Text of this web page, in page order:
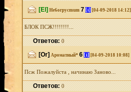
[El] He6orpycmum 7 [i] [04-09-2018 14:12]
БЛОК ПСЖ!!!!!!!!...
Ответов:0
[Or] Ароматный* 6 [i] [04-09-2018 10:08]
Псж Пожалуйста , начинаю Заново...
Ответов:0